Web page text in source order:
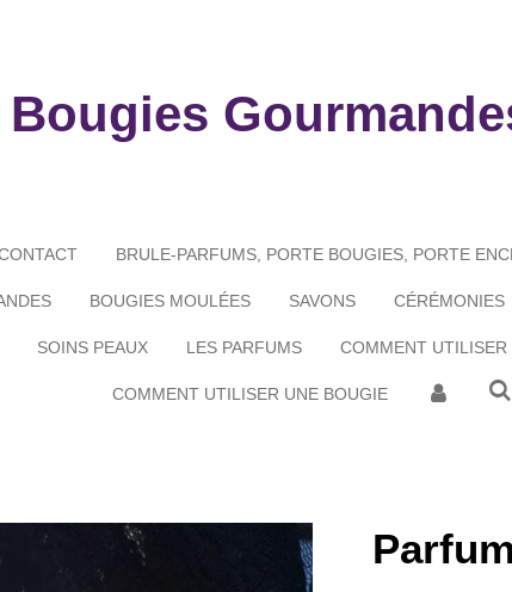
BRULE-PARFUMS, PORTE BOUGIES, PORTE
BOUGIES MOULÉES SAVONS CÉRÉMONIES
SOINS PEAUX LES PARFUMS COMMENT
COMMENT UTILISER UNE BOUGIE